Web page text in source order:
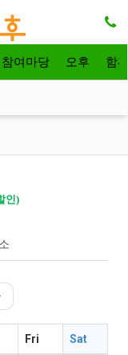
참여마당 오후 함
인)
Fri Sat